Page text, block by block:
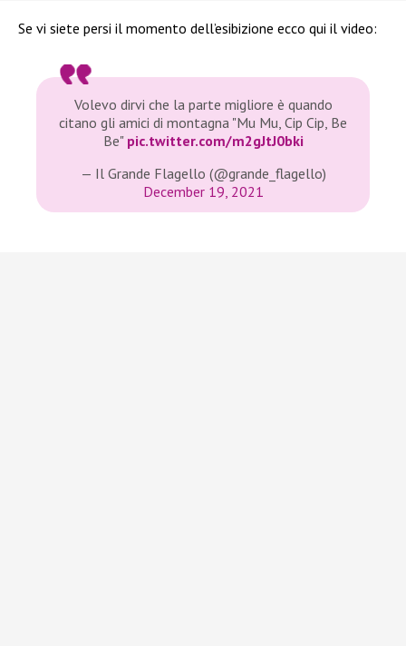
Se vi siete persi il momento dell’esibizione ecco qui il video:
Volevo dirvi che la parte migliore è quando
citano gli amici di montagna "Mu Mu, Cip Cip, Be
Be" pic.twitter.com/m2gJtJ0bki
— Il Grande Flagello (@grande_flagello)
December 19, 2021